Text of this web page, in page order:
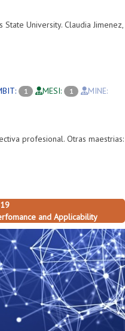
State University. Claudia Jimenez,
1 MESI: 1 MINE:
profesional. Otras maestrias:
and Applicability